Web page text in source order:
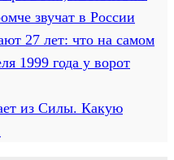
звучат в России
27 лет: что на самом
1999 года у ворот
из Силы. Какую